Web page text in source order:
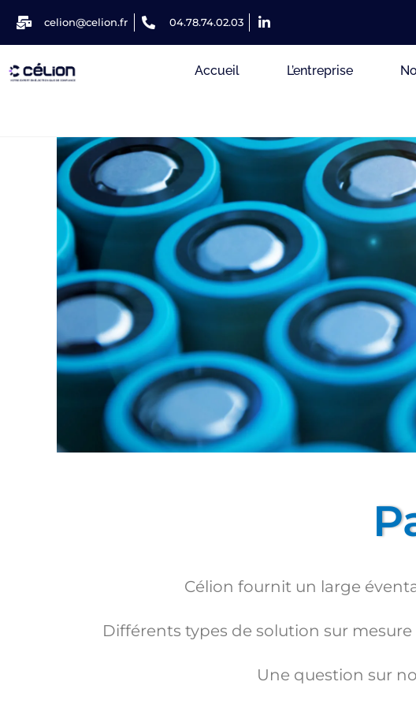
celion@celion.fr 04.78.74.02.03
Accueil L’entreprise
Célion fournit un large
Différents types de solution sur
Une question sur